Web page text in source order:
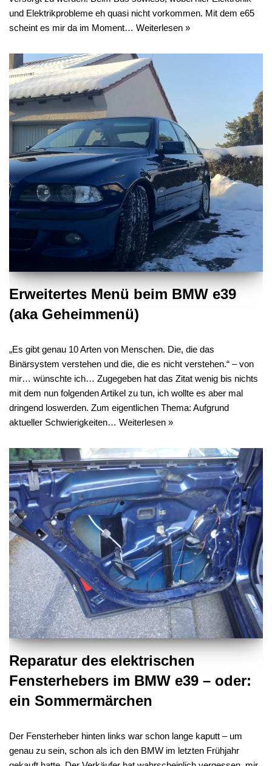
und Elektrikprobleme eh quasi nicht vorkommen. Mit dem e65
scheint es mir da im Moment… Weiterlesen »
Erweitertes Menü beim BMW e39
(aka Geheimmenü)
„Es gibt genau 10 Arten von Menschen. Die, die das
Binärsystem verstehen und die, die es nicht verstehen.“ – von
mir… wünschte ich… Zugegeben hat das Zitat wenig bis nichts
mit dem nun folgenden Artikel zu tun, ich wollte es aber mal
dringend loswerden. Zum eigentlichen Thema: Aufgrund
aktueller Schwierigkeiten… Weiterlesen »
Reparatur des elektrischen
Fensterhebers im BMW e39 – oder:
ein Sommermärchen
Der Fensterheber hinten links war schon lange kaputt – um
genau zu sein, schon als ich den BMW im letzten Frühjahr